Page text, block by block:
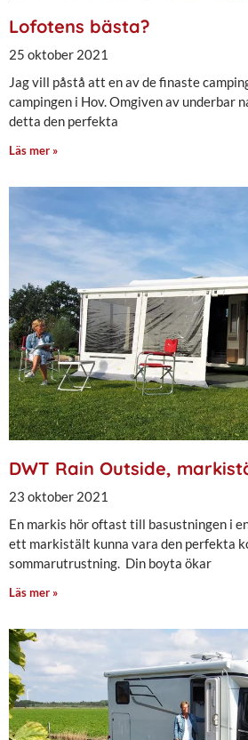
Lofotens bästa?
25 oktober 2021
Jag vill påstå att en av de finaste
campingen i Hov. Omgiven av underbar
detta den perfekta
Läs mer »
DWT Rain Outside,
23 oktober 2021
En markis hör oftast till basustningen i
ett markistält kunna vara den perfekta
sommarutrustning. Din boyta ökar
Läs mer »